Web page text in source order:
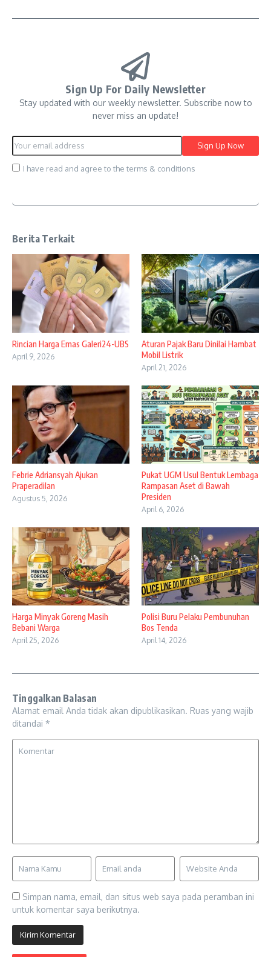
Sign Up For Daily Newsletter
Stay updated with our weekly newsletter. Subscribe now to
never miss an update!
I have read and agree to the terms & conditions
Berita Terkait
Rincian Harga Emas Galeri24-UBS
April 9, 2026
Aturan Pajak Baru Dinilai Hambat
Mobil Listrik
April 21, 2026
Febrie Adriansyah Ajukan
Praperadilan
Agustus 5, 2026
Pukat UGM Usul Bentuk Lembaga
Rampasan Aset di Bawah
Presiden
April 6, 2026
Harga Minyak Goreng Masih
Bebani Warga
April 25, 2026
Polisi Buru Pelaku Pembunuhan
Bos Tenda
April 14, 2026
Tinggalkan Balasan
Alamat email Anda tidak akan dipublikasikan. Ruas yang wajib
ditandai *
Simpan nama, email, dan situs web saya pada peramban ini
untuk komentar saya berikutnya.